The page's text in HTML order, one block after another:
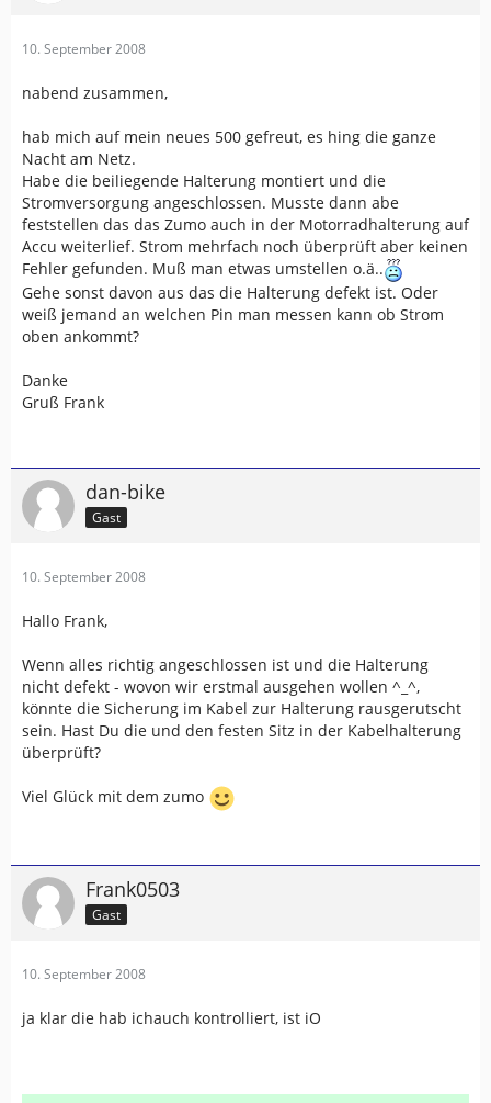
10. September 2008
nabend zusammen,
hab mich auf mein neues 500 gefreut, es hing die ganze
Nacht am Netz.
Habe die beiliegende Halterung montiert und die
Stromversorgung angeschlossen. Musste dann abe
feststellen das das Zumo auch in der Motorradhalterung auf
Accu weiterlief. Strom mehrfach noch überprüft aber keinen
Fehler gefunden. Muß man etwas umstellen o.ä..
Gehe sonst davon aus das die Halterung defekt ist. Oder
weiß jemand an welchen Pin man messen kann ob Strom
oben ankommt?
Danke
Gruß Frank
dan-bike
Gast
10. September 2008
Hallo Frank,
Wenn alles richtig angeschlossen ist und die Halterung
nicht defekt - wovon wir erstmal ausgehen wollen ^_^,
könnte die Sicherung im Kabel zur Halterung rausgerutscht
sein. Hast Du die und den festen Sitz in der Kabelhalterung
überprüft?
Viel Glück mit dem zumo
Frank0503
Gast
10. September 2008
ja klar die hab ichauch kontrolliert, ist iO